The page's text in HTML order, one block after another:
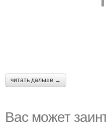
читать дальше →
Вас может